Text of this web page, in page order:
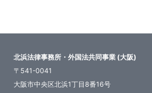
北浜法律事務所・外国法共同事業 (大阪)
〒541-0041
大阪市中央区北浜1丁目8番16号